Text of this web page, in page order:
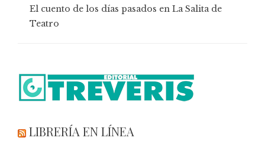
El cuento de los días pasados en La Salita de
Teatro
LIBRERÍA EN LÍNEA